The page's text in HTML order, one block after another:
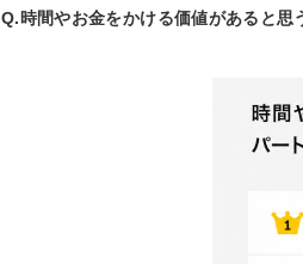
Q.時間やお金をかける価値があると思